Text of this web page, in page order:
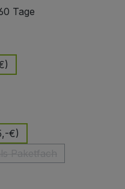
Tage
€)
(Diese Option ist zurzeit